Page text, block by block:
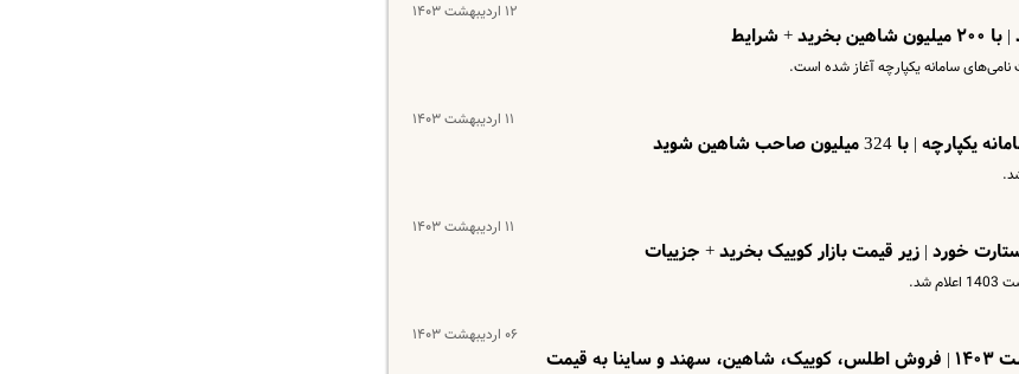
۱۲ اردیبهشت ۱۴۰۳
سامانه یکپارچه آغاز شده است.
۱۱ اردیبهشت ۱۴۰۳
صاحب شاهین شوید
۱۱ اردیبهشت ۱۴۰۳
۰۶ اردیبهشت ۱۴۰۳
شرایط جدیدترین ثبت نام سایپا در اردیبهشت ۱۴۰۳ | فروش اطلس، کوییک، شاهین، سهند و ساینا به قیمت